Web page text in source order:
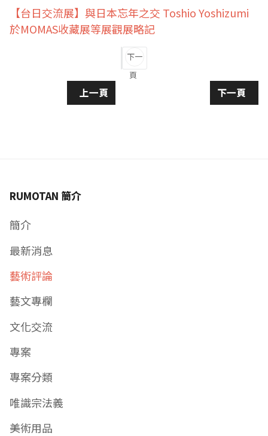
【台日交流展】與日本忘年之交 Toshio Yoshizumi
於MOMAS收藏展等展觀展略記
下一
頁
上一篇文章: 影戲與實相：王穆提《虛空與
上一頁 下一篇文
下一頁
RUMOTAN 簡介
簡介
最新消息
藝術評論
藝文專欄
文化交流
專案
專案分類
唯識宗法義
美術用品